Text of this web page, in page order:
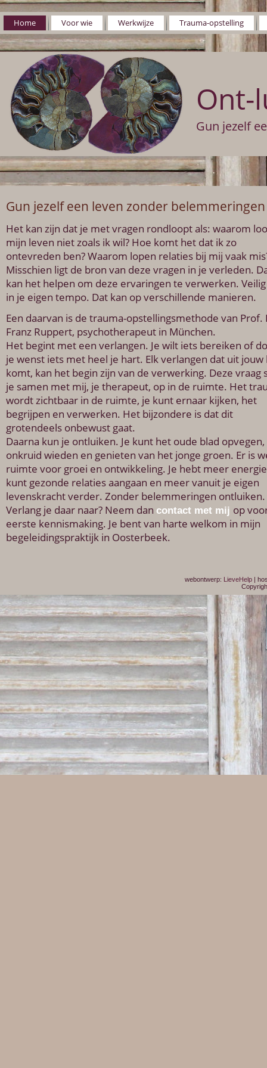
Home Voor wie Werkwijze Trauma-opstelling
Ont-
Gun jezelf
Gun jezelf een leven zonder belemmeringen
Het kan zijn dat je met vragen rondloopt als: waarom
mijn leven niet zoals ik wil? Hoe komt het dat ik zo
ontevreden ben? Waarom lopen relaties bij mij vaak
Misschien ligt de bron van deze vragen in je verleden.
kan het helpen om deze ervaringen te verwerken.
in je eigen tempo. Dat kan op verschillende manieren.
Een daarvan is de trauma-opstellingsmethode van Prof.
Franz Ruppert, psychotherapeut in München.
Het begint met een verlangen. Je wilt iets bereiken of
je wenst iets met heel je hart. Elk verlangen dat uit jouw
komt, kan het begin zijn van de verwerking. Deze vraag
je samen met mij, je therapeut, op in de ruimte. Het
wordt zichtbaar in de ruimte, je kunt ernaar kijken, het
begrijpen en verwerken. Het bijzondere is dat dit
grotendeels onbewust gaat.
Daarna kun je ontluiken. Je kunt het oude blad
onkruid wieden en genieten van het jonge groen. Er is
ruimte voor groei en ontwikkeling. Je hebt meer
kunt gezonde relaties aangaan en meer vanuit je eigen
levenskracht verder. Zonder belemmeringen ontluiken.
Verlang je daar naar? Neem dan contact met mij op
eerste kennismaking. Je bent van harte welkom in mijn
begeleidingspraktijk in Oosterbeek.
webontwerp: LieveHelp |